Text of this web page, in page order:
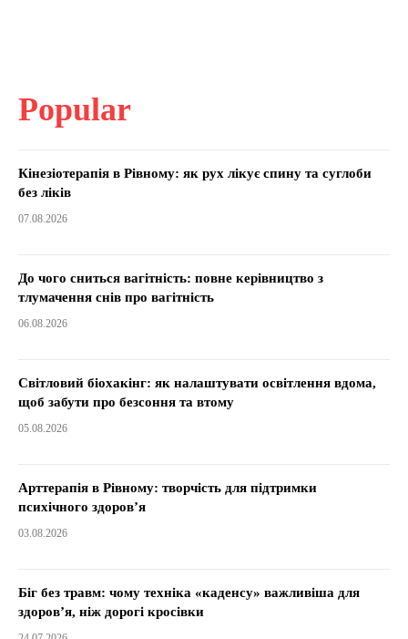
Popular
Кінезіотерапія в Рівному: як рух лікує спину та суглоби
без ліків
07.08.2026
До чого сниться вагітність: повне керівництво з
тлумачення снів про вагітність
06.08.2026
Світловий біохакінг: як налаштувати освітлення вдома,
щоб забути про безсоння та втому
05.08.2026
Арттерапія в Рівному: творчість для підтримки
психічного здоров’я
03.08.2026
Біг без травм: чому техніка «каденсу» важливіша для
здоров’я, ніж дорогі кросівки